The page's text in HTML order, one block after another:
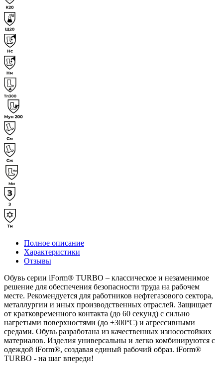
Полное описание
Характеристики
Отзывы
Обувь серии iForm® TURBO – классическое и незаменимое
решение для обеспечения безопасности труда на рабочем
месте. Рекомендуется для работников нефтегазового сектора,
металлургии и иных производственных отраслей. Защищает
от кратковременного контакта (до 60 секунд) с сильно
нагретыми поверхностями (до +300°C) и агрессивными
средами. Обувь разработана из качественных износостойких
материалов. Изделия универсальны и легко комбинируются с
одеждой iForm®, создавая единый рабочий образ. iForm®
TURBO - на шаг впереди!